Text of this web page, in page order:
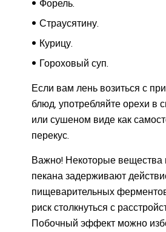
Форель.
Страусятину.
Курицу.
Гороховый суп.
Если вам лень возиться с
блюд, употребляйте орехи в
или сушеном виде как
перекус.
Важно! Некоторые вещества
пекана задерживают
пищеварительных
риск столкнуться с
Побочный эффект можно